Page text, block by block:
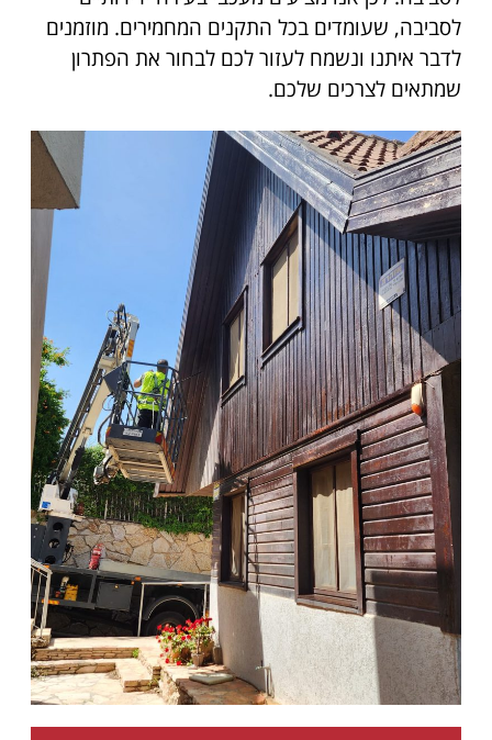
לסביבה, שעומדים בכל התקנים המחמירים. מוזמנים
לדבר איתנו ונשמח לעזור לכם לבחור את הפתרון
שמתאים לצרכים שלכם.